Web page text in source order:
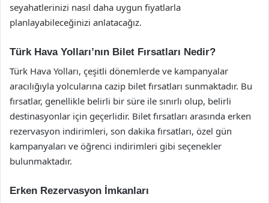
seyahatlerinizi nasıl daha uygun fiyatlarla
planlayabileceğinizi anlatacağız.
Türk Hava Yolları’nın Bilet Fırsatları Nedir?
Türk Hava Yolları, çeşitli dönemlerde ve kampanyalar
aracılığıyla yolcularına cazip bilet fırsatları sunmaktadır. Bu
fırsatlar, genellikle belirli bir süre ile sınırlı olup, belirli
destinasyonlar için geçerlidir. Bilet fırsatları arasında erken
rezervasyon indirimleri, son dakika fırsatları, özel gün
kampanyaları ve öğrenci indirimleri gibi seçenekler
bulunmaktadır.
Erken Rezervasyon İmkanları